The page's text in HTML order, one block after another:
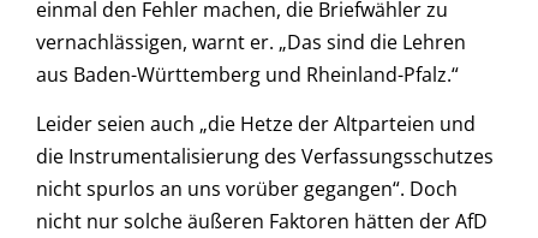
einmal den Fehler machen, die Briefwähler zu
vernachlässigen, warnt er. „Das sind die Lehren
aus Baden-Württemberg und Rheinland-Pfalz.“
Leider seien auch „die Hetze der Altparteien und
die Instrumentalisierung des Verfassungsschutzes
nicht spurlos an uns vorüber gegangen“. Doch
nicht nur solche äußeren Faktoren hätten der AfD